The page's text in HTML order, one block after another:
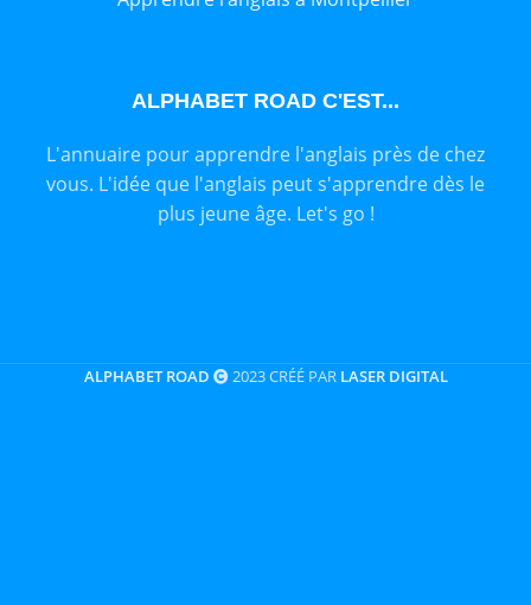
ALPHABET ROAD C'EST...
L'annuaire pour apprendre l'anglais près de chez
vous. L'idée que l'anglais peut s'apprendre dès le
plus jeune âge. Let's go !
ALPHABET ROAD 2023 CRÉÉ PAR LASER DIGITAL